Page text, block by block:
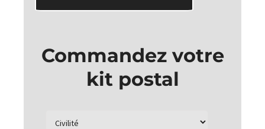
Commandez votre
kit postal